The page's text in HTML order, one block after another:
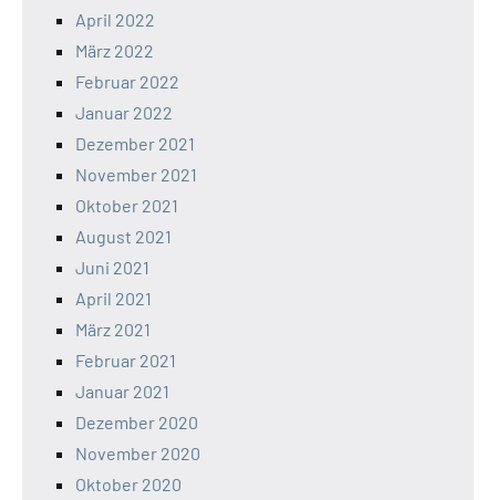
April 2022
März 2022
Februar 2022
Januar 2022
Dezember 2021
November 2021
Oktober 2021
August 2021
Juni 2021
April 2021
März 2021
Februar 2021
Januar 2021
Dezember 2020
November 2020
Oktober 2020